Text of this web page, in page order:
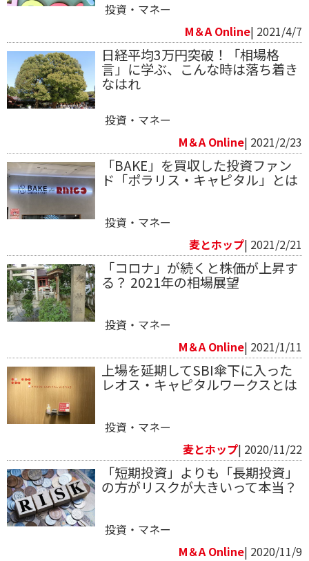
投資・マネー
M＆A Online| 2021/4/7
日経平均3万円突破！「相場格
言」に学ぶ、こんな時は落ち着き
なはれ
投資・マネー
M＆A Online| 2021/2/23
「BAKE」を買収した投資ファン
ド「ポラリス・キャピタル」とは
投資・マネー
麦とホップ| 2021/2/21
「コロナ」が続くと株価が上昇す
る？ 2021年の相場展望
投資・マネー
M＆A Online| 2021/1/11
上場を延期してSBI傘下に入った
レオス・キャピタルワークスとは
投資・マネー
麦とホップ| 2020/11/22
「短期投資」よりも「長期投資」
の方がリスクが大きいって本当？
投資・マネー
M＆A Online| 2020/11/9